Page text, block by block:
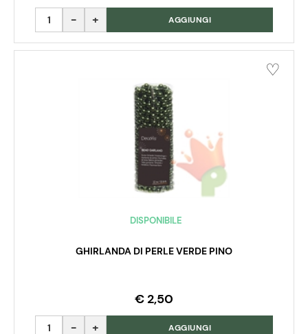
Quantità AGGIUNGI
DISPONIBILE
GHIRLANDA DI PERLE VERDE PINO
€ 2,50
Quantità AGGIUNGI